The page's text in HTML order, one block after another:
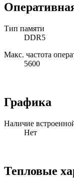
Тип памяти
DDR5
Макс. частота
5600
Графика
Наличие
Нет
Тепловые